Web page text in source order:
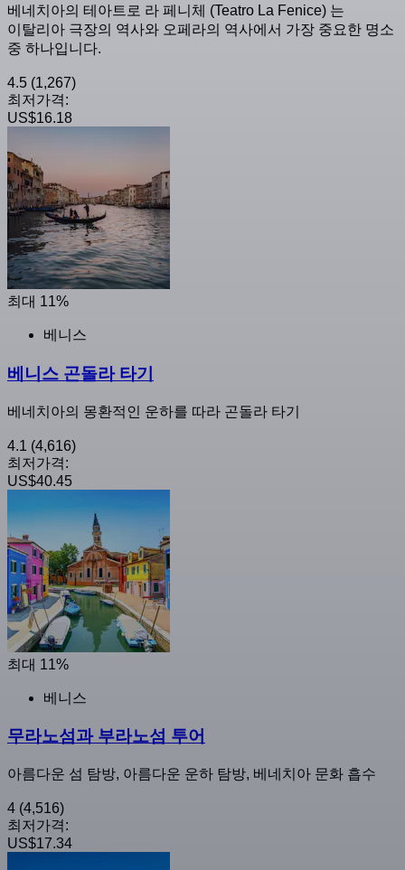
베네치아의 테아트로 라 페니체 (Teatro La Fenice) 는
이탈리아 극장의 역사와 오페라의 역사에서 가장 중요한 명소
중 하나입니다.
4.5 (1,267)
최저가격:
US$16.18
최대 11%
베니스
베니스 곤돌라 타기
베네치아의 몽환적인 운하를 따라 곤돌라 타기
4.1 (4,616)
최저가격:
US$40.45
최대 11%
베니스
무라노섬과 부라노섬 투어
아름다운 섬 탐방, 아름다운 운하 탐방, 베네치아 문화 흡수
4 (4,516)
최저가격:
US$17.34